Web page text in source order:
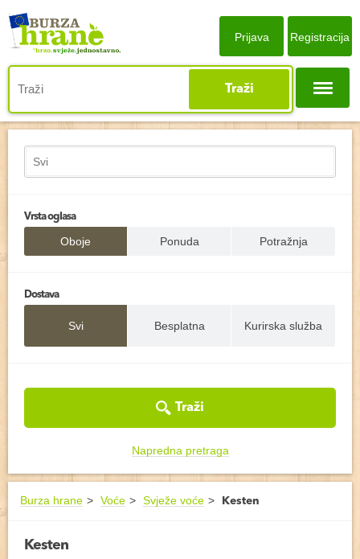
Traži
Prijava Registracija
Vrsta oglasa
Oboje Ponuda Potražnja
Dostava
Svi Besplatna Kurirska služba
Traži
Napredna pretraga
Burza hrane Voće Svježe voće Kesten
Kesten